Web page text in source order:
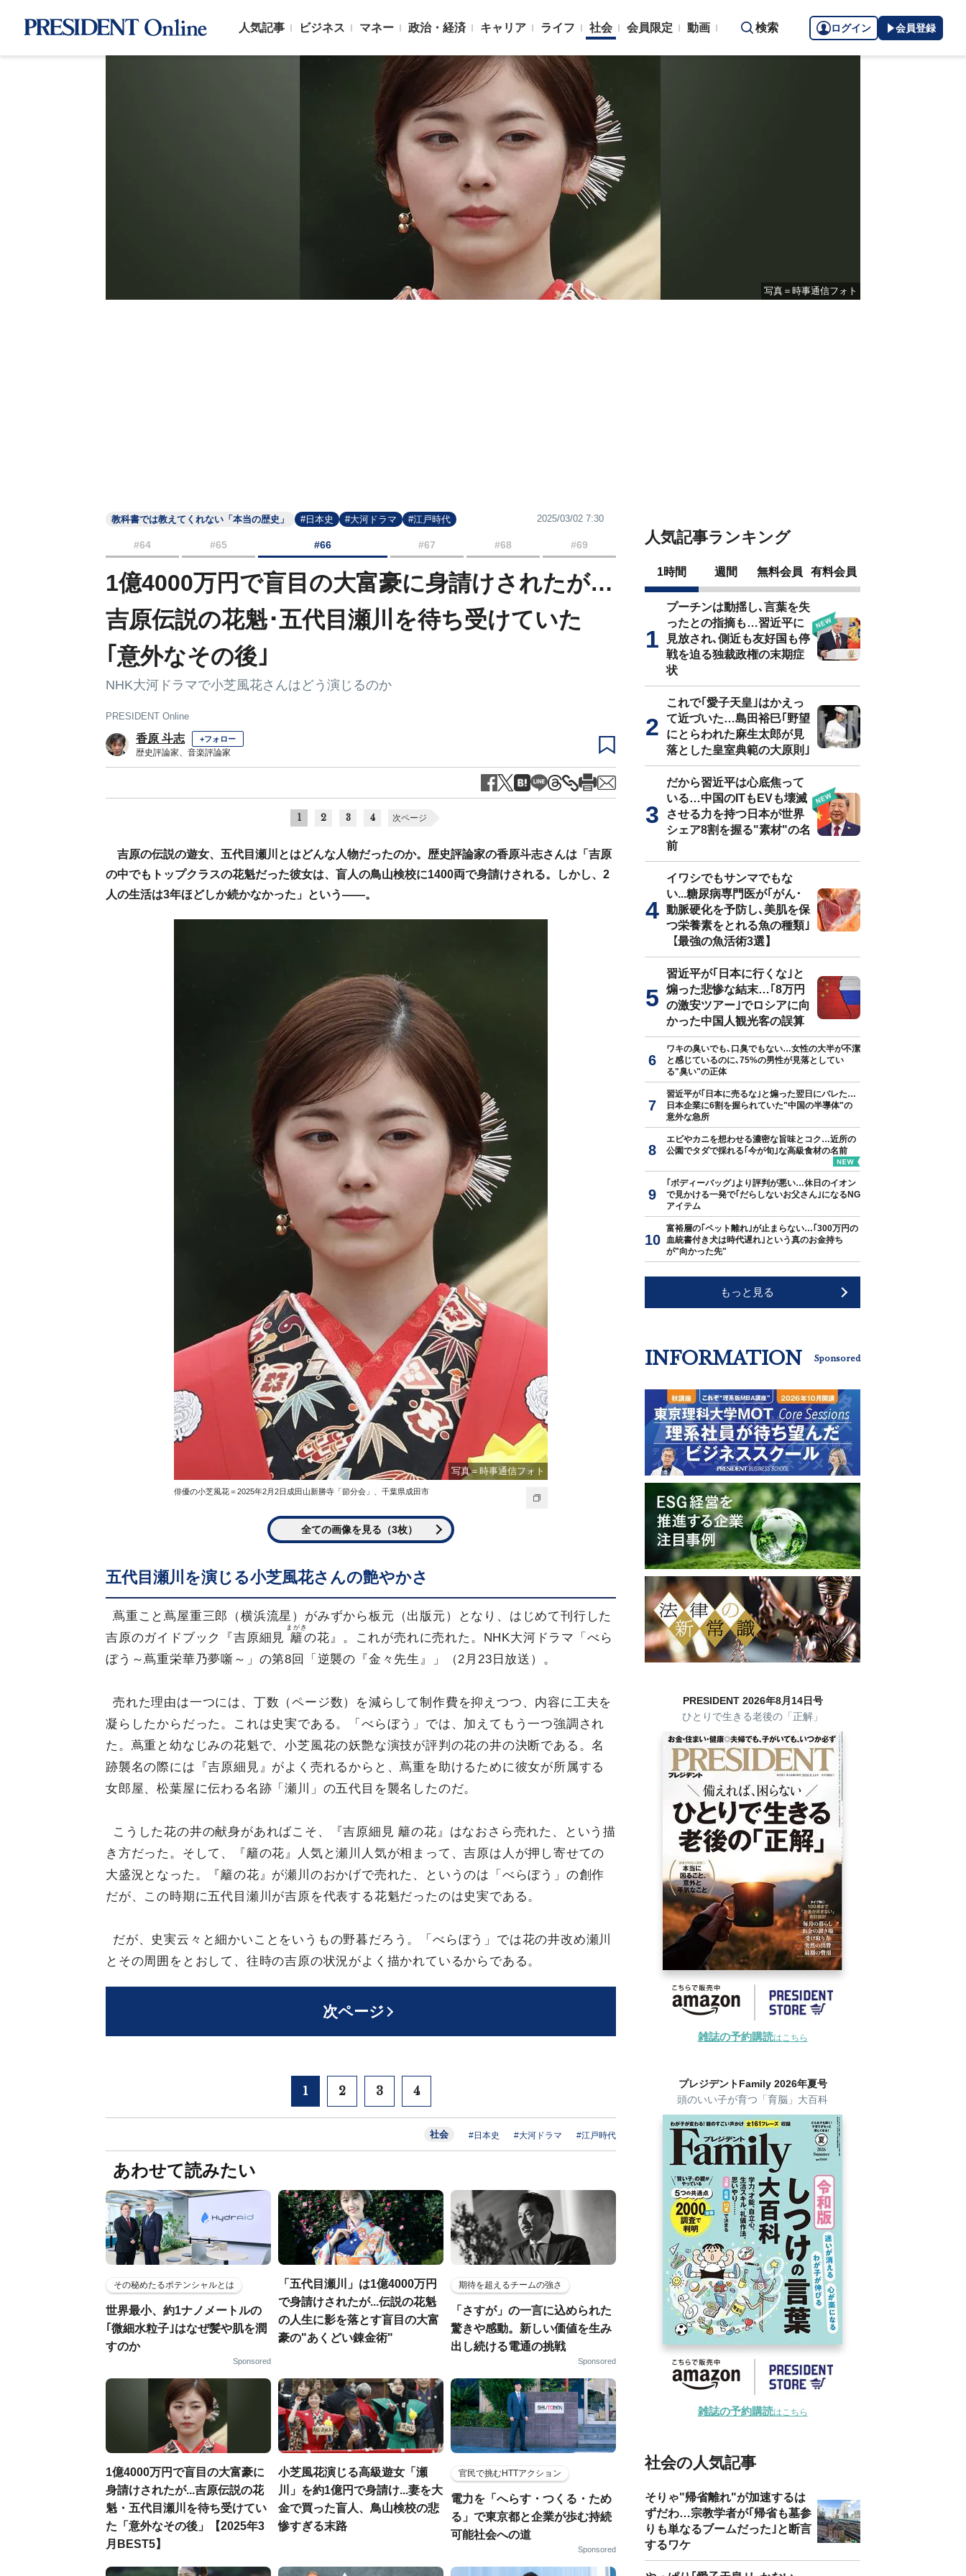
人気記事 ビジネス マネー 政治・経済 キャリア ライフ 社会 会員限定 動画 検索 ログイン 会員登録
写真＝時事通信フォト
教科書では教えてくれない「本当の歴史」 #日本史 #大河ドラマ #江戸時代 2025/03/02 7:30
#64 #65 #66 #67 #68 #69
1億4000万円で盲目の大富豪に身請けされたが…
吉原伝説の花魁･五代目瀬川を待ち受けていた
｢意外なその後｣
NHK大河ドラマで小芝風花さんはどう演じるのか
PRESIDENT Online
香原 斗志 +フォロー
歴史評論家、音楽評論家
1 2 3 4 次ページ
吉原の伝説の遊女、五代目瀬川とはどんな人物だったのか。歴史評論家の香原斗志さんは「吉原
の中でもトップクラスの花魁だった彼女は、盲人の鳥山検校に1400両で身請けされる。しかし、2
人の生活は3年ほどしか続かなかった」という――。
写真＝時事通信フォト
俳優の小芝風花＝2025年2月2日成田山新勝寺「節分会」、千葉県成田市
全ての画像を見る（3枚）
五代目瀬川を演じる小芝風花さんの艶やかさ
蔦重こと蔦屋重三郎（横浜流星）がみずから板元（出版元）となり、はじめて刊行した
吉原のガイドブック『吉原細見 籬
まがき
の花』。これが売れに売れた。NHK大河ドラマ「べら
ぼう～蔦重栄華乃夢噺～」の第8回「逆襲の『金々先生』」（2月23日放送）。
売れた理由は一つには、丁数（ページ数）を減らして制作費を抑えつつ、内容に工夫を
凝らしたからだった。これは史実である。「べらぼう」では、加えてもう一つ強調され
た。蔦重と幼なじみの花魁で、小芝風花の妖艶な演技が評判の花の井の決断である。名
跡襲名の際には『吉原細見』がよく売れるからと、蔦重を助けるために彼女が所属する
女郎屋、松葉屋に伝わる名跡「瀬川」の五代目を襲名したのだ。
こうした花の井の献身があればこそ、『吉原細見 籬の花』はなおさら売れた、という描
き方だった。そして、『籬の花』人気と瀬川人気が相まって、吉原は人が押し寄せての
大盛況となった。『籬の花』が瀬川のおかげで売れた、というのは「べらぼう」の創作
だが、この時期に五代目瀬川が吉原を代表する花魁だったのは史実である。
だが、史実云々と細かいことをいうもの野暮だろう。「べらぼう」では花の井改め瀬川
とその周囲をとおして、往時の吉原の状況がよく描かれているからである。
次ページ
1 2 3 4
社会 #日本史 #大河ドラマ #江戸時代
あわせて読みたい
その秘めたるポテンシャルとは
世界最小、約1ナノメートルの
｢微細水粒子｣はなぜ髪や肌を潤
すのか
Sponsored
「五代目瀬川」は1億4000万円
で身請けされたが...伝説の花魁
の人生に影を落とす盲目の大富
豪の"あくどい錬金術"
期待を超えるチームの強さ
「さすが」の一言に込められた
驚きや感動。新しい価値を生み
出し続ける電通の挑戦
Sponsored
1億4000万円で盲目の大富豪に
身請けされたが...吉原伝説の花
魁・五代目瀬川を待ち受けてい
た「意外なその後」【2025年3
月BEST5】
小芝風花演じる高級遊女「瀬
川」を約1億円で身請け...妻を大
金で買った盲人、鳥山検校の悲
惨すぎる末路
官民で挑むHTTアクション
電力を「へらす・つくる・ため
る」で東京都と企業が歩む持続
可能社会への道
Sponsored
人気記事ランキング
1時間 週間 無料会員 有料会員
プーチンは動揺し､言葉を失
ったとの指摘も…習近平に
見放され､側近も友好国も停
戦を迫る独裁政権の末期症
状
これで｢愛子天皇｣はかえっ
て近づいた…島田裕巳｢野望
にとらわれた麻生太郎が見
落とした皇室典範の大原則｣
だから習近平は心底焦って
いる…中国のITもEVも壊滅
させる力を持つ日本が世界
シェア8割を握る"素材"の名
前
イワシでもサンマでもな
い...糖尿病専門医が｢がん･
動脈硬化を予防し､美肌を保
つ栄養素をとれる魚の種類｣
【最強の魚活術3選】
習近平が｢日本に行くな｣と
煽った悲惨な結末…｢8万円
の激安ツアー｣でロシアに向
かった中国人観光客の誤算
ワキの臭いでも､口臭でもない…女性の大半が不潔
と感じているのに､75%の男性が見落としてい
る"臭い"の正体
習近平が｢日本に売るな｣と煽った翌日にバレた…
日本企業に6割を握られていた"中国の半導体"の
意外な急所
エビやカニを想わせる濃密な旨味とコク…近所の
公園でタダで採れる｢今が旬｣な高級食材の名前
｢ボディーバッグ｣より評判が悪い…休日のイオン
で見かける一発で｢だらしないお父さん｣になるNG
アイテム
富裕層の｢ペット離れ｣が止まらない…｢300万円の
血統書付き犬は時代遅れ｣という真のお金持ち
が"向かった先"
もっと見る
INFORMATION Sponsored
PRESIDENT 2026年8月14日号
ひとりで生きる老後の「正解」
雑誌の予約購読はこちら
プレジデントFamily 2026年夏号
頭のいい子が育つ「育脳」大百科
雑誌の予約購読はこちら
社会の人気記事
そりゃ"帰省離れ"が加速するは
ずだわ…宗教学者が｢帰省も墓参
りも単なるブームだった｣と断言
するワケ